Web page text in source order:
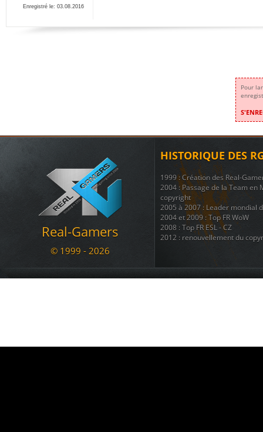
Enregistré le: 03.08.2016
Pour
Real-Gamers
© 1999 - 2026
HISTORIQUE DES
1999 : Création des Real-
2004 : Passage de la Team
copyright
2005 à 2007 : Leader mondial
2004 et 2009 : Top FR WoW
2008 : Top FR ESL - CZ
2012 : renouvellement du
regroupant 8 autres sites (
ainsi que + d'une douzaine de